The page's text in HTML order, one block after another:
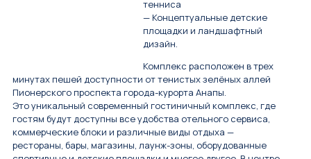
тенниса
— Концептуальные детские
площадки и ландшафтный
дизайн.
Комплекс расположен в трех
минутах пешей доступности от тенистых зелёных аллей
Пионерского проспекта города-курорта Анапы.
Это уникальный современный гостиничный комплекс, где
гостям будут доступны все удобства отельного сервиса,
коммерческие блоки и различные виды отдыха —
рестораны, бары, магазины, лаунж-зоны, оборудованные